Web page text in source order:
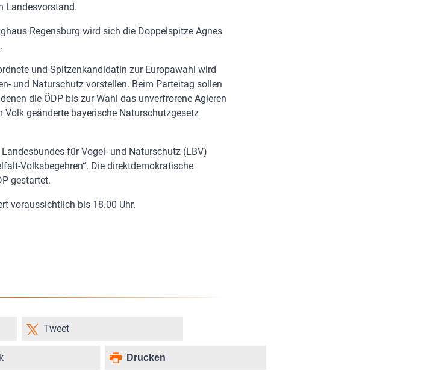
Landesvorstand.
Regensburg wird sich die Doppelspitze Agnes
und Spitzenkandidatin zur Europawahl wird
und Naturschutz vorstellen. Beim Parteitag sollen
die ÖDP bis zur Wahl das unverfrorene Agieren
Volk geänderte bayerische Naturschutzgesetz
für Vogel- und Naturschutz (LBV)
Volksbegehren“. Die direktdemokratische
gestartet.
voraussichtlich bis 18.00 Uhr.
Tweet
Drucken